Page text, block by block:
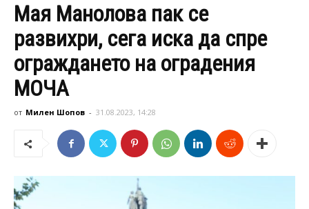
Мая Манолова пак се
развихри, сега иска да спре
ограждането на оградения
МОЧА
от Милен Шопов - 31.08.2023, 14:28